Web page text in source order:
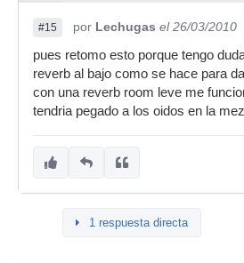
#15 por Lechugas el 26/03/2010
pues retomo esto porque tengo
reverb al bajo como se hace para
con una reverb room leve me
tendria pegado a los oidos en la
1 respuesta directa